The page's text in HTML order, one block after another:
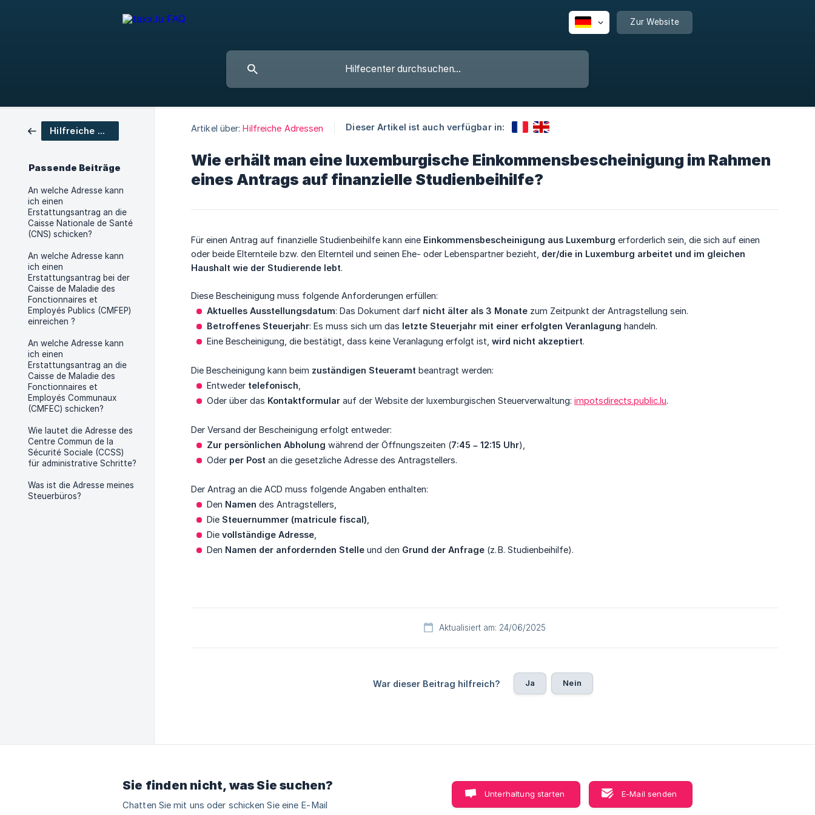
Zur Website
Hilfreiche Adressen
Passende Beiträge
An welche Adresse kann
ich einen
Erstattungsantrag an die
Caisse Nationale de Santé
(CNS) schicken?
An welche Adresse kann
ich einen
Erstattungsantrag bei der
Caisse de Maladie des
Fonctionnaires et
Employés Publics (CMFEP)
einreichen ?
An welche Adresse kann
ich einen
Erstattungsantrag an die
Caisse de Maladie des
Fonctionnaires et
Employés Communaux
(CMFEC) schicken?
Wie lautet die Adresse des
Centre Commun de la
Sécurité Sociale (CCSS)
für administrative Schritte?
Was ist die Adresse meines
Steuerbüros?
Artikel über: Hilfreiche Adressen Dieser Artikel ist auch verfügbar in:
Wie erhält man eine luxemburgische Einkommensbescheinigung im Rahmen
eines Antrags auf finanzielle Studienbeihilfe?
Für einen Antrag auf finanzielle Studienbeihilfe kann eine Einkommensbescheinigung aus Luxemburg erforderlich sein, die sich auf einen
oder beide Elternteile bzw. den Elternteil und seinen Ehe- oder Lebenspartner bezieht, der/die in Luxemburg arbeitet und im gleichen
Haushalt wie der Studierende lebt.
Diese Bescheinigung muss folgende Anforderungen erfüllen:
Aktuelles Ausstellungsdatum: Das Dokument darf nicht älter als 3 Monate zum Zeitpunkt der Antragstellung sein.
Betroffenes Steuerjahr: Es muss sich um das letzte Steuerjahr mit einer erfolgten Veranlagung handeln.
Eine Bescheinigung, die bestätigt, dass keine Veranlagung erfolgt ist, wird nicht akzeptiert.
Die Bescheinigung kann beim zuständigen Steueramt beantragt werden:
Entweder telefonisch
Oder über das Kontaktformular auf der Website der luxemburgischen Steuerverwaltung: impotsdirects.public.lu.
Der Versand der Bescheinigung erfolgt entweder:
Zur persönlichen Abholung während der Öffnungszeiten (7:45 – 12:15 Uhr),
Oder per Post an die gesetzliche Adresse des Antragstellers.
Der Antrag an die ACD muss folgende Angaben enthalten:
Den Namen des Antragstellers,
Die Steuernummer (matricule fiscal)
Die vollständige Adresse
Den Namen der anfordernden Stelle und den Grund der Anfrage (z. B. Studienbeihilfe).
Aktualisiert am: 24/06/2025
War dieser Beitrag hilfreich? Ja Nein
Sie finden nicht, was Sie suchen?
Chatten Sie mit uns oder schicken Sie eine E-Mail
Unterhaltung starten E-Mail senden